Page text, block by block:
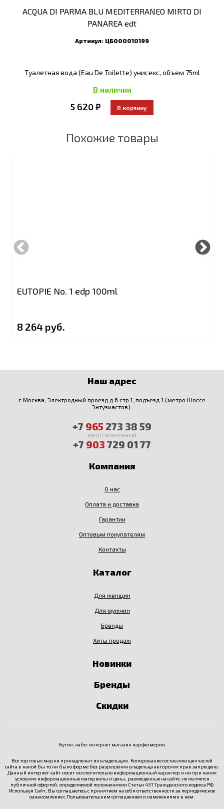
ACQUA DI PARMA BLU MEDITERRANEO MIRTO DI
PANAREA edt
Артикул: ЦБ000010199
Туалетная вода (Eau De Toilette) унисекс, объем 75ml
В наличии
5 620 ₽
Похожие товары
EUTOPIE No. 1 edp 100ml
8 264 руб.
Наш адрес
г.Москва, Электродный проезд д.6 стр.1, подъезд 1 (метро Шоссе
Энтузиастов).
+7 965 273 38 59
МНОГОКАНАЛЬНЫЙ
+7 903 729 01 77
Компания
О нас
Оплата и доставка
Гарантии
Оптовым покупателям
Контакты
Каталог
Для женщин
Для мужчин
Бренды
Хиты продаж
Новинки
Бренды
Скидки
Бутик-лабо: интернет магазин парфюмерии
Все торговые марки принадлежат их владельцам. Копирование составляющих частей
сайта в какой бы то ни было форме без разрешения владельца авторских прав запрещено.
Данный интернет-сайт носит исключительно информационный характер и ни при каких
условиях информационные материалы и цены, размещенные на сайте, не является
публичной офертой, определяемой положениями Статьи 437 Гражданского кодекса РФ
Используя Сайт, Вы соглашаетесь с принятием на себя ответственности за периодическое
ознакомление с Пользовательским соглашением и изменениями в нем.